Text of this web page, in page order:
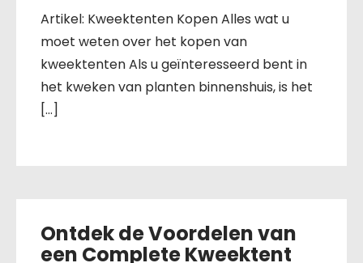
Artikel: Kweektenten Kopen Alles wat u
moet weten over het kopen van
kweektenten Als u geïnteresseerd bent in
het kweken van planten binnenshuis, is het
[…]
Ontdek de Voordelen van
een Complete Kweektent